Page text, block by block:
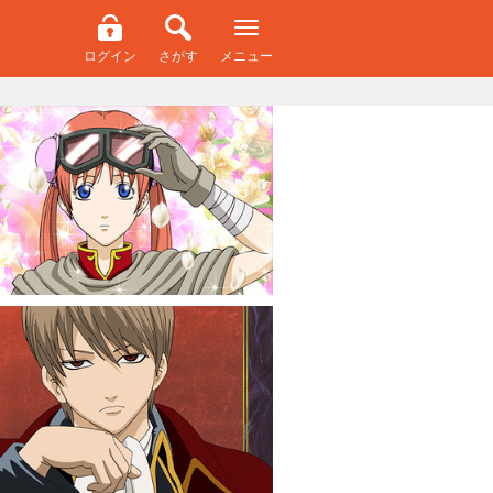
ログイン さがす メニュー